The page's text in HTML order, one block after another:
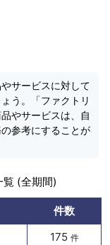
サービスに対して
う。「ファクトリ
やサービスは、自
参考にすることが
(全期間)
件数
175 件